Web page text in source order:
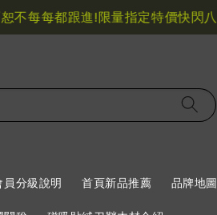
每都跟進!限量指定特價快閃八折~
員分級說明 首頁新品推薦 品牌地圖